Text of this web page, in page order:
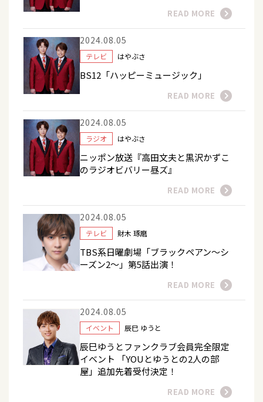
READ MORE
2024.08.05
テレビ はやぶさ
BS12「ハッピーミュージック」
READ MORE
2024.08.05
ラジオ はやぶさ
ニッポン放送『高田文夫と黒沢かずこ
のラジオビバリー昼ズ』
READ MORE
2024.08.05
テレビ 財木 琢磨
TBS系日曜劇場「ブラックペアン〜シ
ーズン2〜」第5話出演！
READ MORE
2024.08.05
イベント 辰巳 ゆうと
辰巳ゆうとファンクラブ会員完全限定
イベント 「YOUとゆうとの2人の部
屋」追加先着受付決定！
READ MORE